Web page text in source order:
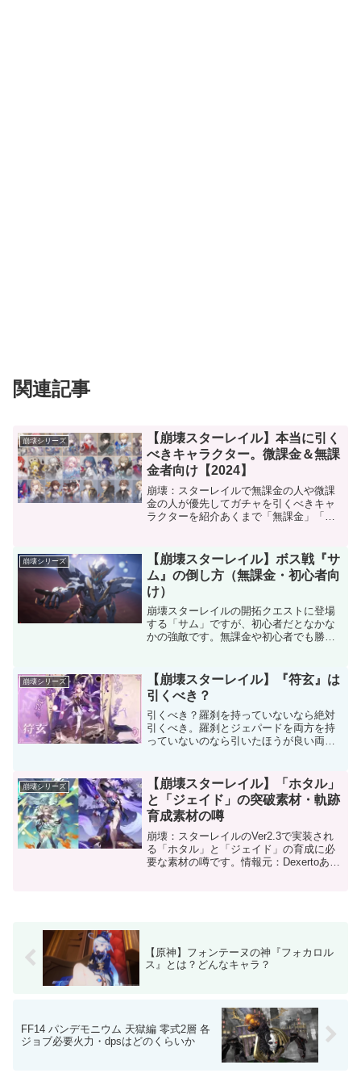
関連記事
崩壊シリーズ
【崩壊スターレイル】本当に引く
べきキャラクター。微課金＆無課
金者向け【2024】
崩壊：スターレイルで無課金の人や微課
金の人が優先してガチャを引くべきキャ
ラクターを紹介あくまで「無課金」「微
なキャラ」です。その次が以下で紹介す
るキャラクター達です。本...
崩壊シリーズ
【崩壊スターレイル】ボス戦『サ
ム』の倒し方（無課金・初心者向
け）
崩壊スターレイルの開拓クエストに登場
する「サム」ですが、初心者だとなかな
かの強敵です。無課金や初心者でも勝て
れた★5キャラ「Dr.レイシオ」がいれば
かなり楽になります。...
崩壊シリーズ
【崩壊スターレイル】『符玄』は
引くべき？
引くべき？羅刹を持っていないなら絶対
引くべき。羅刹とジェパードを両方を持
っていないのなら引いたほうが良い両方
も良い高難易度のコンテンツを一切やら
ないのなら石温存でもOK...
崩壊シリーズ
【崩壊スターレイル】「ホタル」
と「ジェイド」の突破素材・軌跡
育成素材の噂
崩壊：スターレイルのVer2.3で実装され
る「ホタル」と「ジェイド」の育成に必
要な素材の噂です。情報元：Dexertoあく
【原神】フォンテーヌの神『フォカロル
ス』とは？どんなキャラ？
FF14 パンデモニウム 天獄編 零式2層 各
ジョブ必要火力・dpsはどのくらいか